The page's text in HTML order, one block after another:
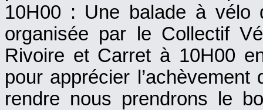
10H00 : Une balade à vélo
organisée par le Collectif
Rivoire et Carret à 10H00
pour apprécier
rendre nous prendrons le